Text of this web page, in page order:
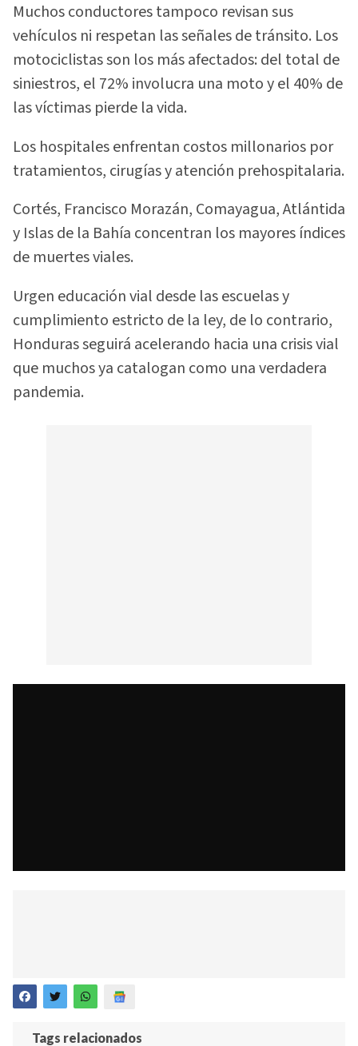
Muchos conductores tampoco revisan sus
vehículos ni respetan las señales de tránsito. Los
motociclistas son los más afectados: del total de
siniestros, el 72% involucra una moto y el 40% de
las víctimas pierde la vida.
Los hospitales enfrentan costos millonarios por
tratamientos, cirugías y atención prehospitalaria.
Cortés, Francisco Morazán, Comayagua, Atlántida
y Islas de la Bahía concentran los mayores índices
de muertes viales.
Urgen educación vial desde las escuelas y
cumplimiento estricto de la ley, de lo contrario,
Honduras seguirá acelerando hacia una crisis vial
que muchos ya catalogan como una verdadera
pandemia.
Tags relacionados